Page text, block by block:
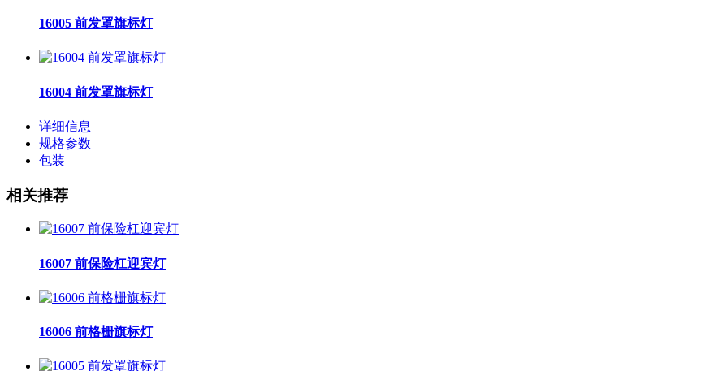
16005 前发罩旗标灯
16004 前发罩旗标灯
详细信息
规格参数
包装
相关推荐
16007 前保险杠迎宾灯
16006 前格栅旗标灯